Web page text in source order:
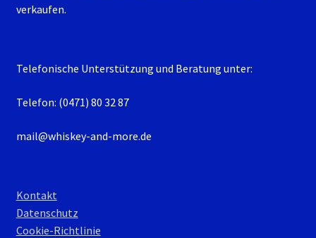
verkaufen.
Telefonische Unterstützung und Beratung unter:
Telefon: (0471) 80 32 87
mail@whiskey-and-more.de
Kontakt
Datenschutz
Cookie-Richtlinie